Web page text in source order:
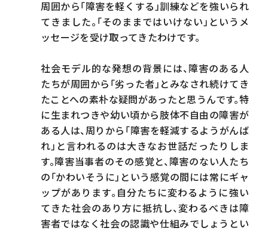
周囲から「障害を軽くする」訓練などを強いられ
てきました。「そのままではいけない」というメ
ッセージを受け取ってきたわけです。
社会モデル的な発想の背景には、障害のある人
たちが周囲から「劣った者」とみなされ続けてき
たことへの素朴な疑問があったと思うんです。特
に生まれつきや幼い頃から肢体不自由の障害が
ある人は、周りから「障害を軽減するようがんば
れ」と言われるのは大きなお世話だったりしま
す。障害当事者のその感覚と、障害のない人たち
の「かわいそうに」という感覚の間には常にギャ
ップがあります。自分たちに変わるように強い
てきた社会のあり方に抵抗し、変わるべきは障
害者ではなく社会の認識や仕組みでしょうとい